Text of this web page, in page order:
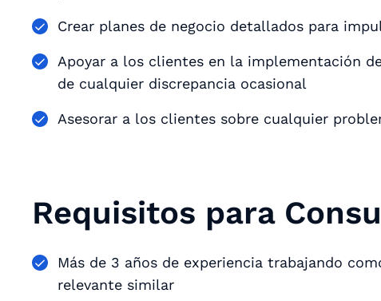
Crear planes de negocio detallados para
Apoyar a los clientes en la implementación
de cualquier discrepancia ocasional
Asesorar a los clientes sobre cualquier
Requisitos para
Más de 3 años de experiencia trabajando
relevante similar